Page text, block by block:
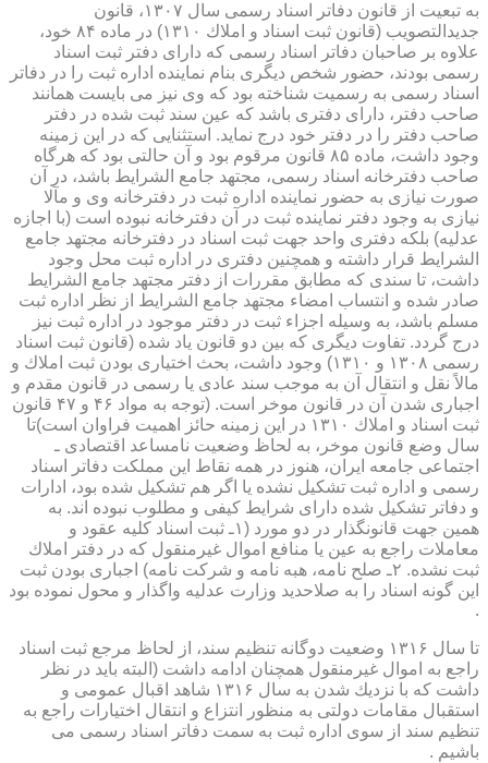
به تبعیت از قانون دفاتر اسناد رسمی سال ۱۳۰۷، قانون
جدیدالتصویب (قانون ثبت اسناد و املاك ۱۳۱۰) در ماده ۸۴ خود،
علاوه بر صاحبان دفاتر اسناد رسمی كه دارای دفتر ثبت اسناد
رسمی بودند، حضور شخص دیگری بنام نماینده اداره ثبت را در دفاتر
اسناد رسمی به رسمیت شناخته بود كه وی نیز می بایست همانند
صاحب دفتر، دارای دفتری باشد كه عین سند ثبت شده در دفتر
صاحب دفتر را در دفتر خود درج نماید. استثنایی كه در این زمینه
وجود داشت، ماده ۸۵ قانون مرقوم بود و آن حالتی بود كه هرگاه
صاحب دفترخانه اسناد رسمی، مجتهد جامع الشرایط باشد، در آن
صورت نیازی به حضور نماینده اداره ثبت در دفترخانه وی و مآلا
نیازی به وجود دفتر نماینده ثبت در آن دفترخانه نبوده است (با اجازه
عدلیه) بلكه دفتری واحد جهت ثبت اسناد در دفترخانه مجتهد جامع
الشرایط قرار داشته و همچنین دفتری در اداره ثبت محل وجود
داشت، تا سندی كه مطابق مقررات از دفتر مجتهد جامع الشرایط
صادر شده و انتساب امضاء مجتهد جامع الشرایط از نظر اداره ثبت
مسلم باشد، به وسیله اجزاء ثبت در دفتر موجود در اداره ثبت نیز
درج گردد. تفاوت دیگری كه بین دو قانون یاد شده (قانون ثبت اسناد
رسمی ۱۳۰۸ و ۱۳۱۰) وجود داشت، بحث اختیاری بودن ثبت املاك و
مالاً نقل و انتقال آن به موجب سند عادی یا رسمی در قانون مقدم و
اجباری شدن آن در قانون موخر است. (توجه به مواد ۴۶ و ۴۷ قانون
ثبت اسناد و املاك ۱۳۱۰ در این زمینه حائز اهمیت فراوان است)تا
سال وضع قانون موخر، به لحاظ وضعیت نامساعد اقتصادی ـ
اجتماعی جامعه ایران، هنوز در همه نقاط این مملكت دفاتر اسناد
رسمی و اداره ثبت تشكیل نشده یا اگر هم تشكیل شده بود، ادارات
و دفاتر تشكیل شده دارای شرایط كیفی و مطلوب نبوده اند. به
همین جهت قانونگذار در دو مورد (۱ـ ثبت اسناد كلیه عقود و
معاملات راجع به عین یا منافع اموال غیرمنقول كه در دفتر املاك
ثبت نشده. ۲ـ صلح نامه، هبه نامه و شركت نامه) اجباری بودن ثبت
این گونه اسناد را به صلاحدید وزارت عدلیه واگذار و محول نموده بود
.
تا سال ۱۳۱۶ وضعیت دوگانه تنظیم سند، از لحاظ مرجع ثبت اسناد
راجع به اموال غیرمنقول همچنان ادامه داشت (البته باید در نظر
داشت كه با نزدیك شدن به سال ۱۳۱۶ شاهد اقبال عمومی و
استقبال مقامات دولتی به منظور انتزاع و انتقال اختیارات راجع به
تنظیم سند از سوی اداره ثبت به سمت دفاتر اسناد رسمی می
باشیم .